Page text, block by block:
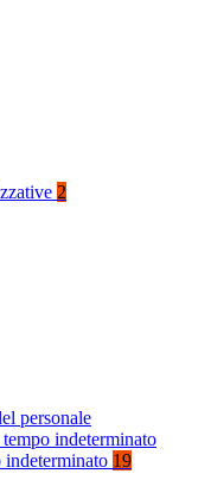
2
personale
indeterminato
indeterminato 19